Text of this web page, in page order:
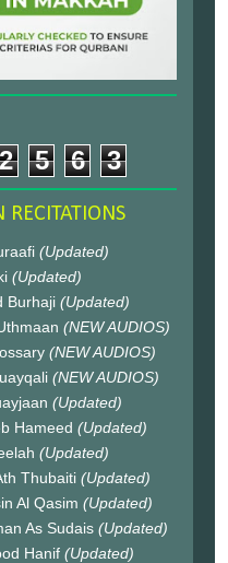
5 6 3
(Updated)
(Updated)
Burhaji (Updated)
(NEW AUDIOS)
(NEW AUDIOS)
(NEW AUDIOS)
(Updated)
Hameed (Updated)
(Updated)
Thubaiti (Updated)
Al Qasim (Updated)
As Sudais (Updated)
Hanif (Updated)